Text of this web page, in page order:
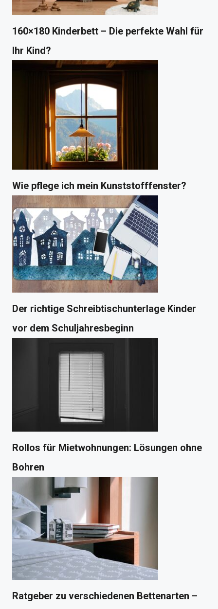
160×180 Kinderbett – Die perfekte Wahl für
Ihr Kind?
Wie pflege ich mein Kunststofffenster?
Der richtige Schreibtischunterlage Kinder
vor dem Schuljahresbeginn
Rollos für Mietwohnungen: Lösungen ohne
Bohren
Ratgeber zu verschiedenen Bettenarten –